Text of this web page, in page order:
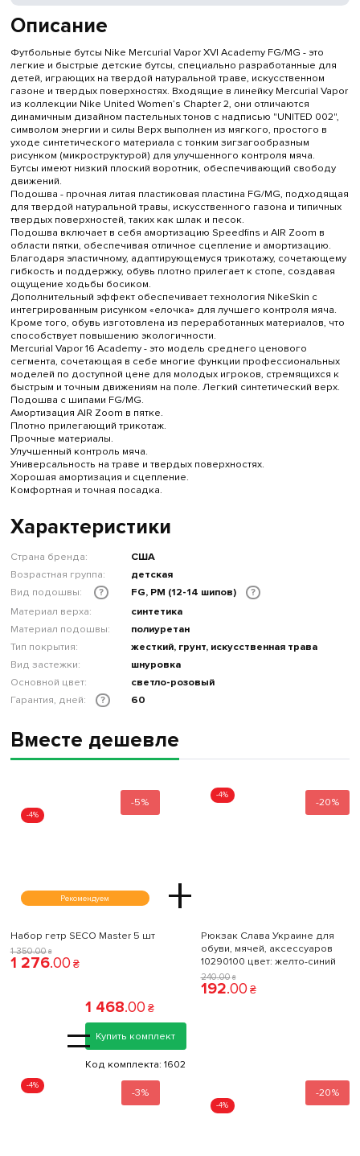
Описание
Футбольные бутсы Nike Mercurial Vapor XVI Academy FG/MG - это
легкие и быстрые детские бутсы, специально разработанные для
детей, играющих на твердой натуральной траве, искусственном
газоне и твердых поверхностях. Входящие в линейку Mercurial Vapor
из коллекции Nike United Women’s Chapter 2, они отличаются
динамичным дизайном пастельных тонов с надписью "UNITED 002",
символом энергии и силы Верх выполнен из мягкого, простого в
уходе синтетического материала с тонким зигзагообразным
рисунком (микроструктурой) для улучшенного контроля мяча.
Бутсы имеют низкий плоский воротник, обеспечивающий свободу
движений.
Подошва - прочная литая пластиковая пластина FG/MG, подходящая
для твердой натуральной травы, искусственного газона и типичных
твердых поверхностей, таких как шлак и песок.
Подошва включает в себя амортизацию Speedfins и AIR Zoom в
области пятки, обеспечивая отличное сцепление и амортизацию.
Благодаря эластичному, адаптирующемуся трикотажу, сочетающему
гибкость и поддержку, обувь плотно прилегает к стопе, создавая
ощущение ходьбы босиком.
Дополнительный эффект обеспечивает технология NikeSkin с
интегрированным рисунком «елочка» для лучшего контроля мяча.
Кроме того, обувь изготовлена ​​из переработанных материалов, что
способствует повышению экологичности.
Mercurial Vapor 16 Academy - это модель среднего ценового
сегмента, сочетающая в себе многие функции профессиональных
моделей по доступной цене для молодых игроков, стремящихся к
быстрым и точным движениям на поле. Легкий синтетический верх.
Подошва с шипами FG/MG.
Амортизация AIR Zoom в пятке.
Плотно прилегающий трикотаж.
Прочные материалы.
Улучшенный контроль мяча.
Универсальность на траве и твердых поверхностях.
Хорошая амортизация и сцепление.
Комфортная и точная посадка.
Характеристики
Страна бренда:
США
Возрастная группа:
детская
Вид подошвы:
? FG, PM (12-14 шипов)
?
Материал верха:
синтетика
Материал подошвы:
полиуретан
Тип покрытия:
жесткий, грунт, искусственная трава
Вид застежки:
шнуровка
Основной цвет:
светло-розовый
Гарантия, дней:
? 60
Вместе дешевле
-5%
Рекомендуем
-4%
+
Набор гетр SECO Master 5 шт
1 350.00 ₴
1 276.00 ₴
-20%
-4%
Рюкзак Слава Украине для
обуви, мячей, аксессуаров
10290100 цвет: желто-синий
240.00 ₴
192.00 ₴
=
1 468.00 ₴
Купить комплект
Код комплекта: 1602
-3%
-4%
-20%
-4%